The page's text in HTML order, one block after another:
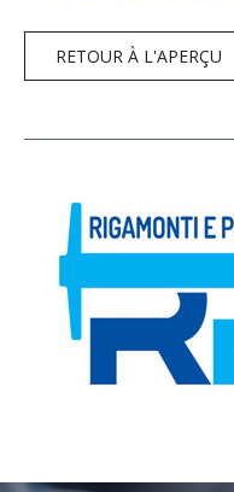
RETOUR À L'APERÇU